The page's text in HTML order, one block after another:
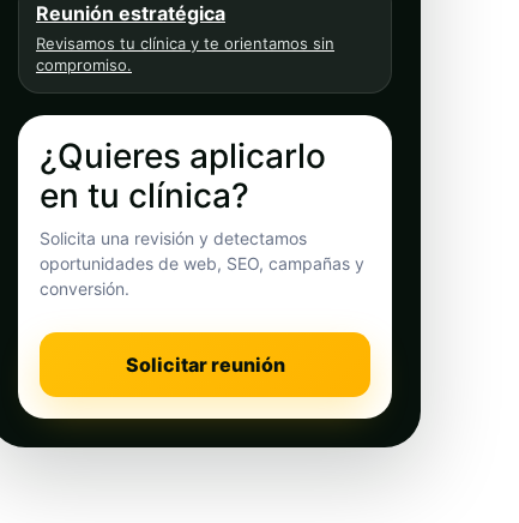
Reunión estratégica
Revisamos tu clínica y te orientamos sin
compromiso.
¿Quieres aplicarlo
en tu clínica?
Solicita una revisión y detectamos
oportunidades de web, SEO, campañas y
conversión.
Solicitar reunión